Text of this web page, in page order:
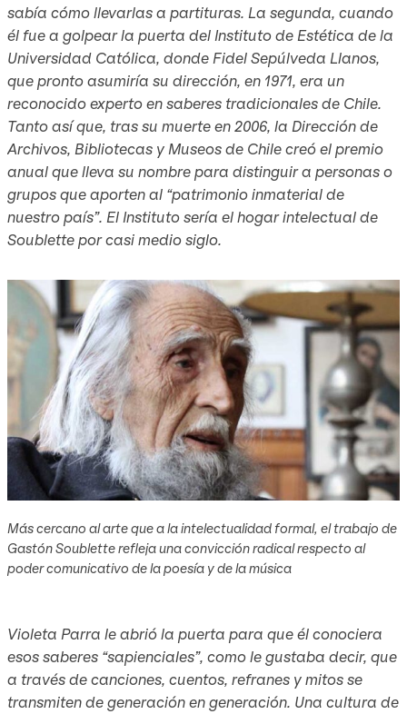
sabía cómo llevarlas a partituras. La segunda, cuando
él fue a golpear la puerta del Instituto de Estética de la
Universidad Católica, donde Fidel Sepúlveda Llanos,
que pronto asumiría su dirección, en 1971, era un
reconocido experto en saberes tradicionales de Chile.
Tanto así que, tras su muerte en 2006, la Dirección de
Archivos, Bibliotecas y Museos de Chile creó el premio
anual que lleva su nombre para distinguir a personas o
grupos que aporten al “patrimonio inmaterial de
nuestro país”. El Instituto sería el hogar intelectual de
Soublette por casi medio siglo.
Más cercano al arte que a la intelectualidad formal, el trabajo de
Gastón Soublette refleja una convicción radical respecto al
poder comunicativo de la poesía y de la música
Violeta Parra le abrió la puerta para que él conociera
esos saberes “sapienciales”, como le gustaba decir, que
a través de canciones, cuentos, refranes y mitos se
transmiten de generación en generación. Una cultura de